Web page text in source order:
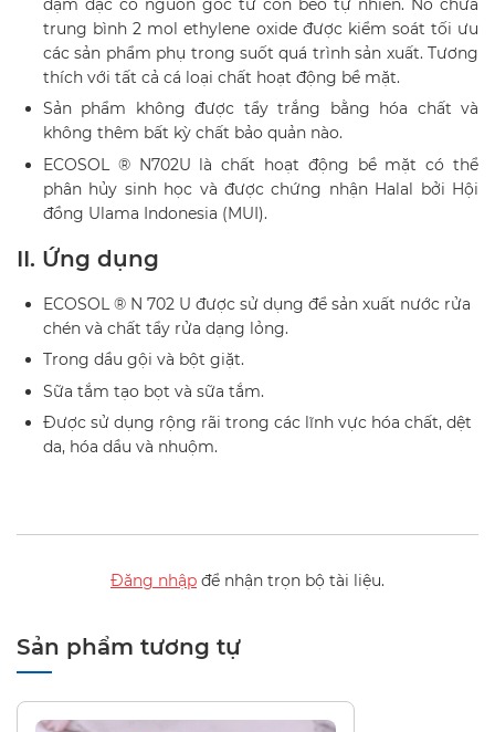
đậm đặc có nguồn gốc từ cồn béo tự nhiên. Nó chứa
trung bình 2 mol ethylene oxide được kiểm soát tối ưu
các sản phẩm phụ trong suốt quá trình sản xuất. Tương
thích với tất cả cá loại chất hoạt động bề mặt.
Sản phẩm không được tẩy trắng bằng hóa chất và
không thêm bất kỳ chất bảo quản nào.
ECOSOL ® N702U là chất hoạt động bề mặt có thể
phân hủy sinh học và được chứng nhận Halal bởi Hội
đồng Ulama Indonesia (MUI).
II. Ứng dụng
ECOSOL ® N 702 U được sử dụng để sản xuất nước rửa
chén và chất tẩy rửa dạng lỏng.
Trong dầu gội và bột giặt.
Sữa tắm tạo bọt và sữa tắm.
Được sử dụng rộng rãi trong các lĩnh vực hóa chất, dệt
da, hóa dầu và nhuộm.
Đăng nhập để nhận trọn bộ tài liệu.
Sản phẩm tương tự